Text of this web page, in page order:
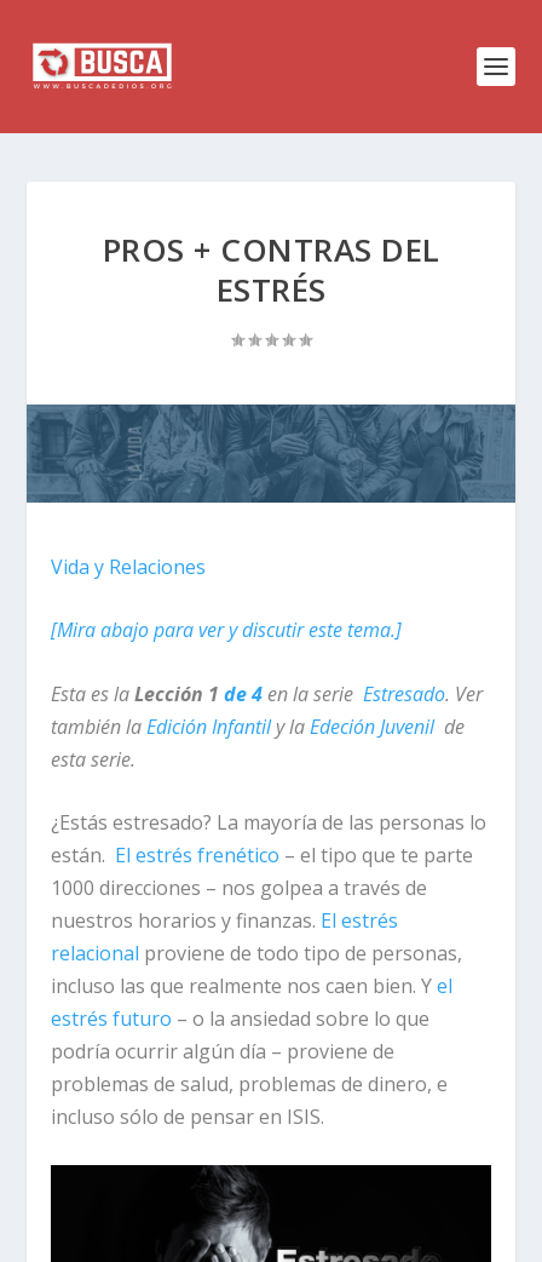
PROS + CONTRAS DEL
ESTRÉS
Vida y Relaciones
[Mira abajo para ver y discutir este tema.]
Esta es laLección 1de 4 en la serieEstresado. Ver
también laEdición Infantily laEdeción Juvenil de
esta serie.
¿Estás estresado? La mayoría de las personas lo
están. El estrés frenético – el tipo que te parte
1000 direcciones – nos golpea a través de
nuestros horarios y finanzas. El estrés
relacional proviene de todo tipo de personas,
incluso las que realmente nos caen bien. Yel
estrés futuro – o la ansiedad sobre loque
podría ocurrir algún día – proviene de
problemas de salud, problemas de dinero, e
incluso sólo de pensar en ISIS.